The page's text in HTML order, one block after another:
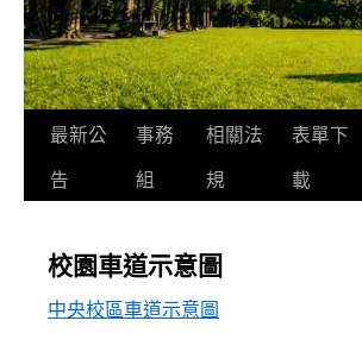
最新公
告
事務
組
相關法
規
表單下
載
校園車道示意圖
中央校區車道示意圖